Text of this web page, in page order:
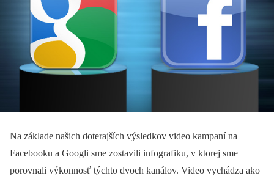
Na základe našich doterajších výsledkov video kampaní na
Facebooku a Googli sme zostavili infografiku, v ktorej sme
porovnali výkonnosť týchto dvoch kanálov. Video vychádza ako